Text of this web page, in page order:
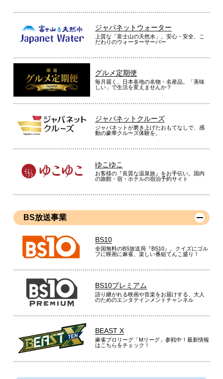
ジャパネットウォーター
上質な「富士山の天然水」。安心・安全、こ
だわりのウォーターサーバー
グルメ定期便
毎月届く、日本各地の名物・名産品。「美味
しい」で生活を変えませんか？
ジャパネットクルーズ
ジャパネットが磨き上げたおもてなしで、感
動の豪華クルーズ体験を。
ゆこゆこ
お客様の『良質な温泉旅』をお手伝い。国内
の旅館・宿・ホテルの宿泊予約サイト
BS放送事業
BS10
全国無料のBS放送局『BS10』。クイズにゴル
フに映画に麻雀、楽しい番組てんこ盛り！
BS10プレミアム
語り継がれる映画や音楽をお届けする、大人
のためのエンタテインメントチャンネル
BEAST X
麻雀プロリーグ「Mリーグ」参戦中！最新情報
はこちらをチェック！